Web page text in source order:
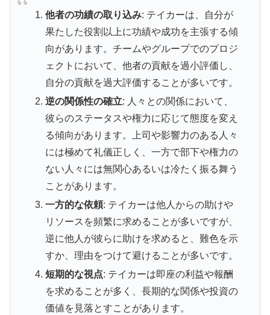
他者の功績の取り込み: テイカーは、自分が
果たした役割以上に功績や成功を主張する傾
向があります。チームやグループでのプロジ
ェクトにおいて、他者の貢献を過小評価し、
自分の貢献を過大評価することが多いです。
逆の関係性の確立: 人々との関係において、
彼らのステータスや権力に応じて態度を変え
る傾向があります。上司や影響力のある人々
には極めて礼儀正しく、一方で部下や権力の
ない人々には無関心あるいは冷たく振る舞う
ことがあります。
一方的な依頼: テイカーは他人からの助けや
リソースを頻繁に求めることが多いですが、
逆に他人が彼らに助けを求めると、難色を示
すか、理由をつけて避けることが多いです。
短期的な視点: テイカーは即座の利益や報酬
を求めることが多く、長期的な関係や投資の
価値を見落とすことがあります。